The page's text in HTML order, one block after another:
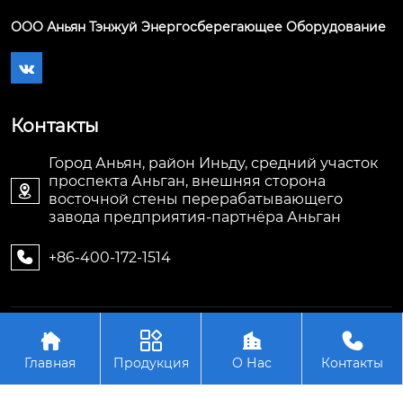
ООО Аньян Тэнжуй Энергосберегающее Оборудование

Контакты

Город Аньян, район Иньду, средний участок
проспекта Аньган, внешняя сторона
восточной стены перерабатывающего
завода предприятия-партнёра Аньган
 +86-400-172-1514
Авторское право©ООО Аньян Тэнжуй
Энергосберегающее Оборудование

Главная

Продукция

О Нас

Контакты